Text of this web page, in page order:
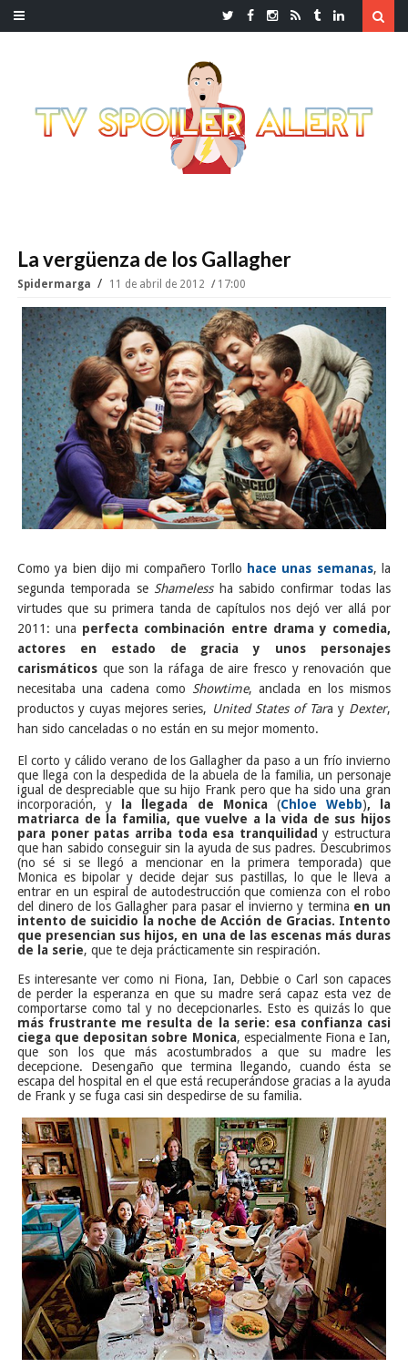
La vergüenza de los Gallagher
Spidermarga 11 de abril de 2012 17:00
Como ya bien dijo mi compañero Torllo hace unas semanas, la
segunda temporada se Shamelessha sabido confirmar todas las
virtudes que su primera tanda de capítulos nos dejó ver allá por
2011: una perfecta combinación entre drama y comedia,
actores en estado de gracia y unos personajes
carismáticos que son la ráfaga de aire fresco y renovación que
necesitaba una cadena como Showtime, anclada en los mismos
productos y cuyas mejores series, United States of Tara y Dexter,
han sido canceladas o no están en su mejor momento.
El corto y cálido verano de los Gallagher da paso a un frío invierno
que llega con la despedida de la abuela de la familia, un personaje
igual de despreciable que su hijo Frank pero que ha sido una gran
incorporación, y la llegada de Monica(Chloe Webb), la
matriarca de la familia, que vuelve a la vida de sus hijos
para poner patas arriba toda esa tranquilidad y estructura
que han sabido conseguir sin la ayuda de sus padres. Descubrimos
(no sé si se llegó a mencionar en la primera temporada) que
Monica es bipolar y decide dejar sus pastillas, lo que le lleva a
entrar en un espiral de autodestrucción que comienza con el robo
del dinero de los Gallagher para pasar el invierno y termina en un
intento de suicidio la noche de Acción de Gracias. Intento
que presencian sus hijos, en una de las escenas más duras
de la serie, que te deja prácticamente sin respiración.
Es interesante ver como ni Fiona, Ian, Debbie o Carl son capaces
de perder la esperanza en que su madre será capaz esta vez de
comportarse como tal y no decepcionarles. Esto es quizás lo que
más frustrante me resulta de la serie: esa confianza casi
ciega que depositan sobre Monica, especialmente Fiona e Ian,
que son los que más acostumbrados a que su madre les
decepcione. Desengaño que termina llegando, cuando ésta se
escapa del hospital en el que está recuperándose gracias a la ayuda
de Frank y se fuga casi sin despedirse de su familia.